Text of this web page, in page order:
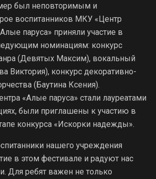
был неповторимым и
воспитанников МКУ «Центр
паруса» приняли участие в
номинациям: конкурс
(Девятых Максим), вокальный
Виктория), конкурс декоративно-
(Баутина Ксения).
«Алые паруса» стали лауреатами
были приглашены к участию в
конкурса «Искорки надежды».
нашего учреждения
в этом фестивале и радуют нас
Для ребят важен не только